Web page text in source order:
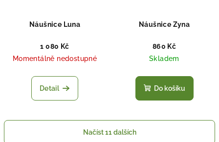
Náušnice Luna
1 080 Kč
Momentálně nedostupné
Detail
Náušnice Zyna
860 Kč
Skladem
Do košíku
Načíst 11 dalších